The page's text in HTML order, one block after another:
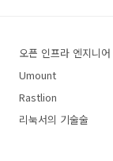
오픈 인프라 엔지니
Umount
Rastlion
리눅서의 기술술